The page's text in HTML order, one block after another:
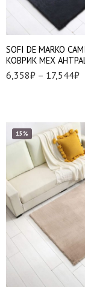
SOFI DE MARKO
КОВРИК МЕХ
6,358₽ – 17,544₽
120*180 см
140*200 см
15%
Набор (50*70 см и
60*100 см)
80*120 см
120*180 см
140*200 см